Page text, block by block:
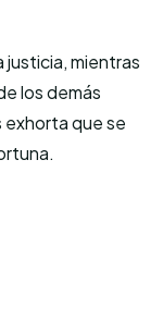
justicia, mientras
los demás
exhorta que se